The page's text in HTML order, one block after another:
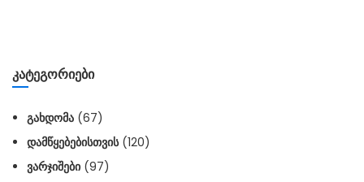
ᲙᲐᲢᲔᲒᲝᲠᲘᲔᲑᲘ
ᲒᲐᲮᲓᲝᲛᲐ (67)
ᲓᲐᲛᲬᲧᲔᲑᲔᲑᲘᲡᲗᲕᲘᲡ(120)
ᲕᲐᲠᲯᲘᲨᲔᲑᲘ (97)